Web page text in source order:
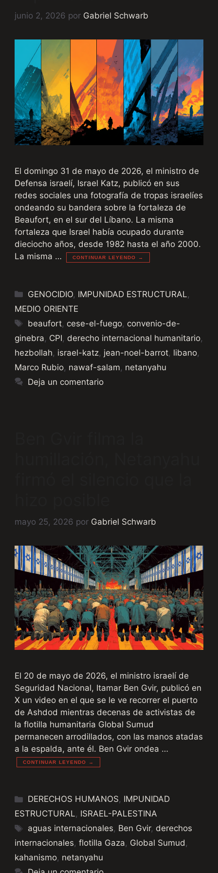
junio 2, 2026 por Gabriel Schwarb
El domingo 31 de mayo de 2026, el ministro de
Defensa israelí, Israel Katz, publicó en sus
redes sociales una fotografía de tropas israelíes
ondeando su bandera sobre la fortaleza de
Beaufort, en el sur del Líbano. La misma
fortaleza que Israel había ocupado durante
dieciocho años, desde 1982 hasta el año 2000.
La misma …
CONTINUAR LEYENDO →
Categorías
GENOCIDIO, IMPUNIDAD ESTRUCTURAL,
MEDIO ORIENTE
Etiquetas
beaufort, cese-el-fuego, convenio-de-
ginebra, CPI, derecho internacional humanitario,
hezbollah, israel-katz, jean-noel-barrot, libano,
Marco Rubio, nawaf-salam, netanyahu
Deja un comentario
mayo 25, 2026 por Gabriel Schwarb
El 20 de mayo de 2026, el ministro israelí de
Seguridad Nacional, Itamar Ben Gvir, publicó en
X un video en el que se le ve recorrer el puerto
de Ashdod mientras decenas de activistas de
la flotilla humanitaria Global Sumud
permanecen arrodillados, con las manos atadas
a la espalda, ante él. Ben Gvir ondea …
CONTINUAR LEYENDO →
Categorías
DERECHOS HUMANOS, IMPUNIDAD
ESTRUCTURAL, ISRAEL-PALESTINA
Etiquetas
aguas internacionales, Ben Gvir, derechos
internacionales, flotilla Gaza, Global Sumud ,
kahanismo, netanyahu